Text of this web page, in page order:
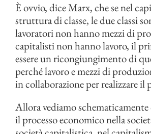
È ovvio, dice Marx, che se nel
struttura di classe, le due classi
lavoratori non hanno mezzi di
capitalisti non hanno lavoro, il
essere un ricongiungimento di
perché lavoro e mezzi di
in collaborazione per realizzare
Allora vediamo schematicamente
il processo economico nella